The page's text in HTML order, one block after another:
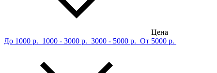
Цена
До 1000 р. 1000 - 3000 р. 3000 - 5000 р. От 5000 р.